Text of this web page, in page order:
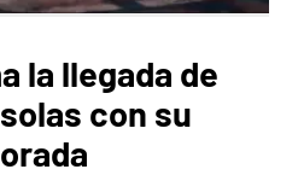
la llegada de
con su